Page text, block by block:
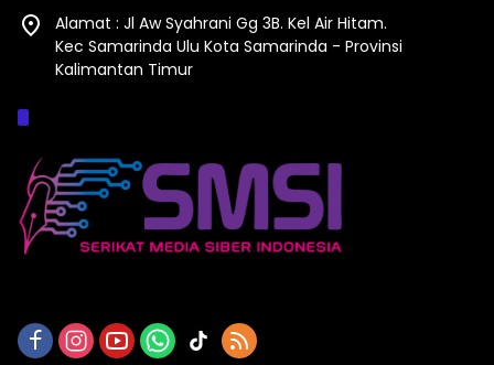
Alamat : Jl Aw Syahrani Gg 3B. Kel Air Hitam.
Kec Samarinda Ulu Kota Samarinda - Provinsi
Kalimantan Timur